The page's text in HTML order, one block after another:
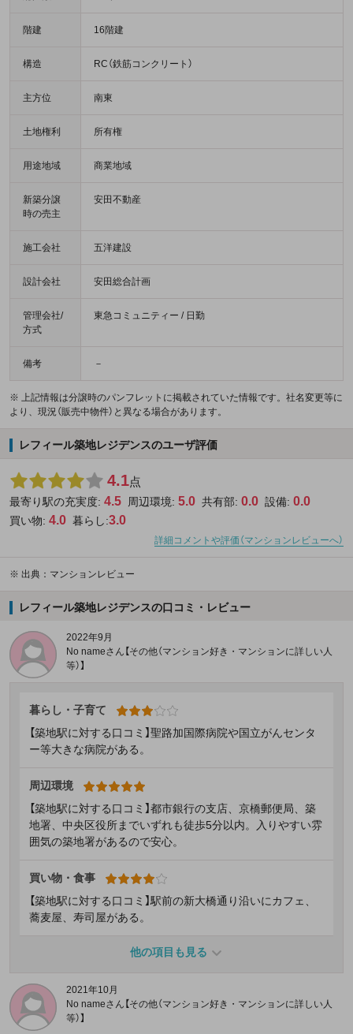
階建 16階建
構造 RC（鉄筋コンクリート）
主方位 南東
土地権利 所有権
用途地域 商業地域
新築分譲
時の売主
安田不動産
施工会社 五洋建設
設計会社 安田総合計画
管理会社/
方式
東急コミュニティー / 日勤
備考 －
※ 上記情報は分譲時のパンフレットに掲載されていた情報です。社名変更等に
より、現況（販売中物件）と異なる場合があります。
レフィール築地レジデンスのユーザ評価
4.1点
最寄り駅の充実度: 4.5 周辺環境: 5.0 共有部: 0.0 設備: 0.0
買い物: 4.0 暮らし:3.0
詳細コメントや評価（マンションレビューへ）
※ 出典：マンションレビュー
レフィール築地レジデンスの口コミ・レビュー
2022年9月
No nameさん【その他（マンション好き・マンションに詳しい人
等）】
暮らし・子育て
【築地駅に対する口コミ】聖路加国際病院や国立がんセンタ
ー等大きな病院がある。
周辺環境
【築地駅に対する口コミ】都市銀行の支店、京橋郵便局、築
地署、中央区役所までいずれも徒歩5分以内。入りやすい雰
囲気の築地署があるので安心。
買い物・食事
【築地駅に対する口コミ】駅前の新大橋通り沿いにカフェ、
蕎麦屋、寿司屋がある。
他の項目も見る
2021年10月
No nameさん【その他（マンション好き・マンションに詳しい人
等）】